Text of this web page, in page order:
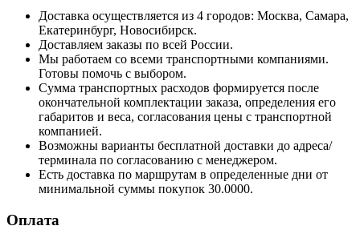
Доставка осуществляется из 4 городов: Москва, Самара,
Екатеринбург, Новосибирск.
Доставляем заказы по всей России.
Мы работаем со всеми транспортными компаниями.
Готовы помочь с выбором.
Сумма транспортных расходов формируется после
окончательной комплектации заказа, определения его
габаритов и веса, согласования цены с транспортной
компанией.
Возможны варианты бесплатной доставки до адреса/
терминала по согласованию с менеджером.
Есть доставка по маршрутам в определенные дни от
минимальной суммы покупок 30.0000.
Оплата